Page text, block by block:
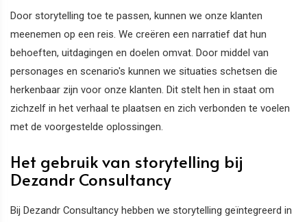
Door storytelling toe te passen, kunnen we onze klanten
meenemen op een reis. We creëren een narratief dat hun
behoeften, uitdagingen en doelen omvat. Door middel van
personages en scenario's kunnen we situaties schetsen die
herkenbaar zijn voor onze klanten. Dit stelt hen in staat om
zichzelf in het verhaal te plaatsen en zich verbonden te voelen
met de voorgestelde oplossingen.
Het gebruik van storytelling bij
Dezandr Consultancy
Bij Dezandr Consultancy hebben we storytelling geïntegreerd in